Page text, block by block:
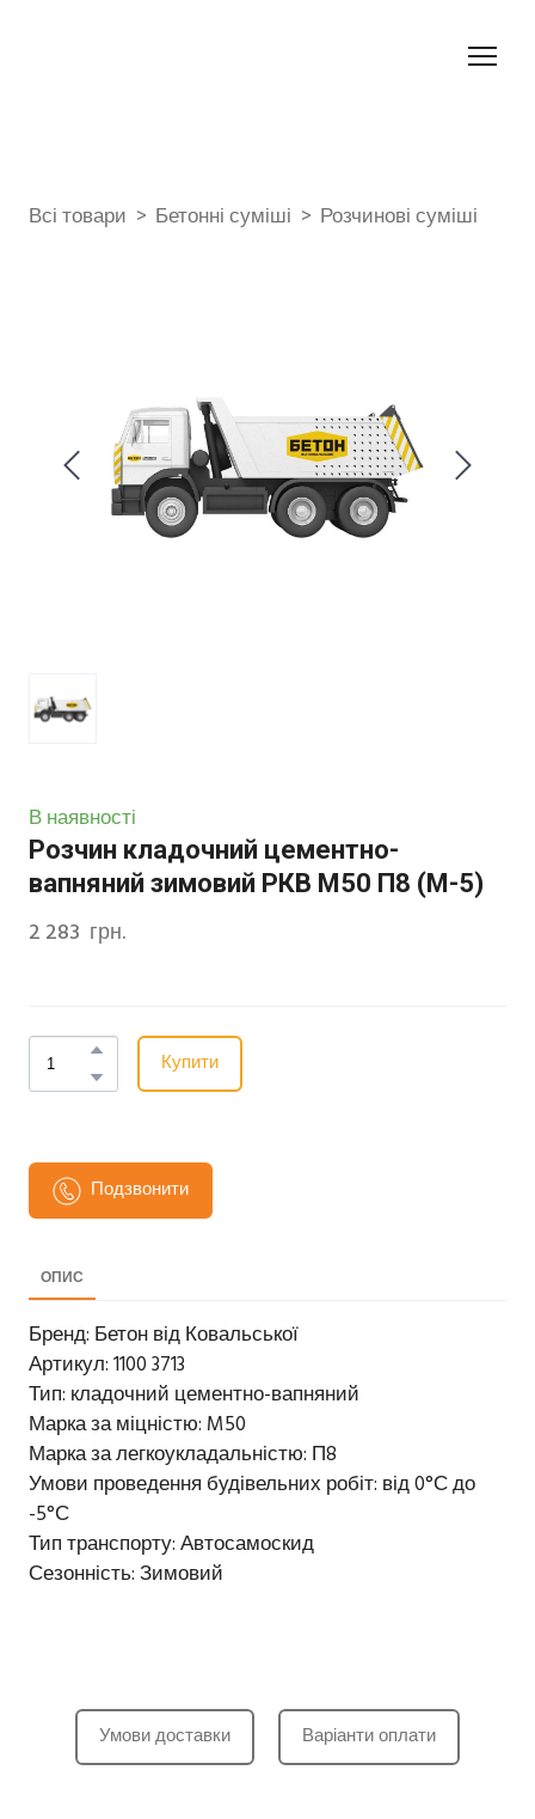
Всі товари Бетонні суміші Розчинові суміші
В наявності
Розчин кладочний цементно-
вапняний зимовий РКВ М50 П8 (М-5)
2 283  грн.
Купити
Подзвонити
ОПИС
Бренд: Бетон від Ковальської
Артикул: 1100 3713
Тип: кладочний цементно-вапняний
Марка за міцністю: M50
Марка за легкоукладальністю: П8
Умови проведення будівельних робіт: від 0°С до
-5°С
Тип транспорту: Автосамоскид
Сезонність: Зимовий
Умови доставки Варіанти оплати